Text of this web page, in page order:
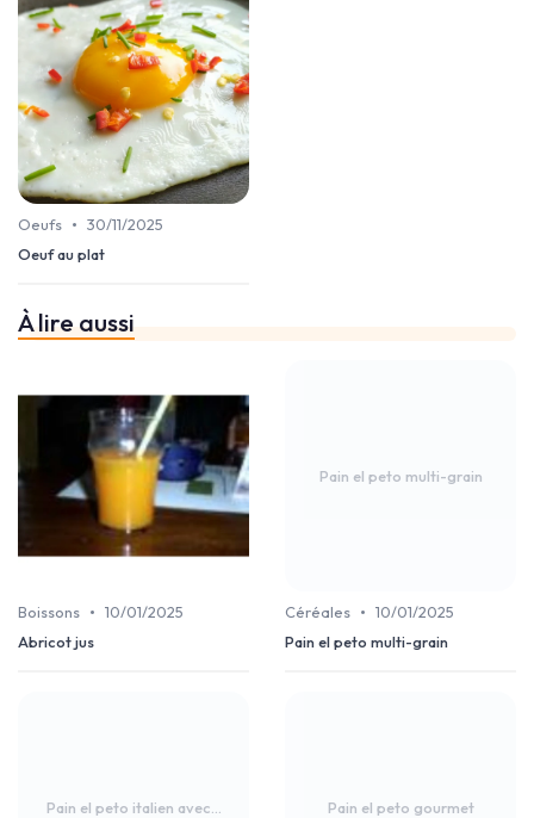
Oeufs • 30/11/2025
Oeuf au plat
À lire aussi
Boissons • 10/01/2025
Abricot jus
Pain el peto multi-grain
Céréales • 10/01/2025
Pain el peto multi-grain
Pain el peto italien avec... Pain el peto gourmet